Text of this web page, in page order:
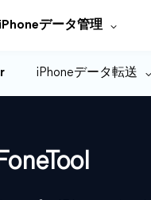
iPhoneデータ管理
iPhoneデータ転送